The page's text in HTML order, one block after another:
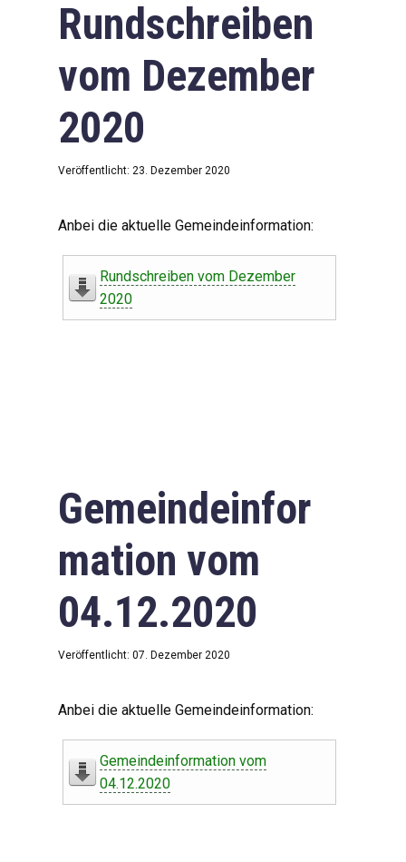
Rundschreiben
vom Dezember
2020
Veröffentlicht: 23. Dezember 2020
Anbei die aktuelle Gemeindeinformation:
Rundschreiben vom Dezember
2020
Gemeindeinfor
mation vom
04.12.2020
Veröffentlicht: 07. Dezember 2020
Anbei die aktuelle Gemeindeinformation:
Gemeindeinformation vom
04.12.2020